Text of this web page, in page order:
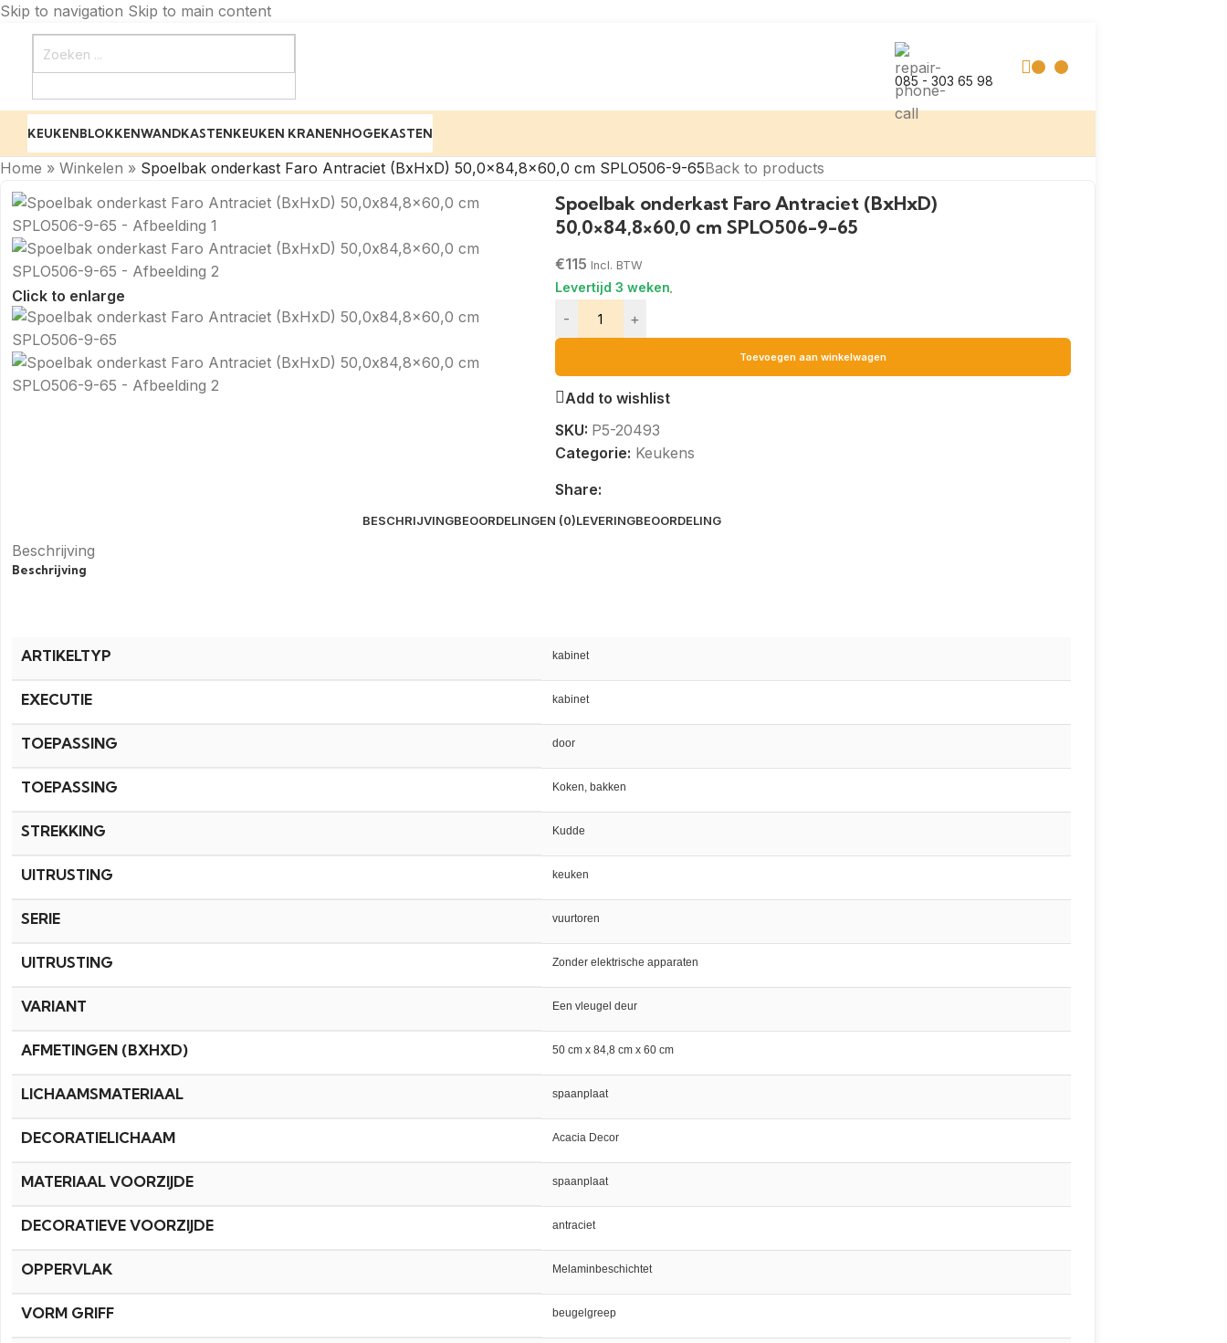
Skip to navigation Skip to main content
085 - 303 65 98
KEUKENBLOKKENWANDKASTENKEUKEN KRANENHOGEKASTEN
Home » Winkelen » Spoelbak onderkast Faro Antraciet (BxHxD) 50,0×84,8×60,0 cm SPLO506-9-65Back to products
Click to enlarge
Spoelbak onderkast Faro Antraciet (BxHxD)
50,0×84,8×60,0 cm SPLO506-9-65
€115 Incl. BTW
- +
Toevoegen aan winkelwagen
Add to wishlist
SKU: P5-20493
Categorie: Keukens
Share:
BESCHRIJVINGBEOORDELINGEN (0)LEVERINGBEOORDELING
Beschrijving
Beschrijving
ARTIKELTYP kabinet
EXECUTIE kabinet
TOEPASSING door
TOEPASSING Koken, bakken
STREKKING Kudde
UITRUSTING keuken
SERIE vuurtoren
UITRUSTING Zonder elektrische apparaten
VARIANT Een vleugel deur
AFMETINGEN (BXHXD) 50 cm x 84,8 cm x 60 cm
LICHAAMSMATERIAAL spaanplaat
DECORATIELICHAAM Acacia Decor
MATERIAAL VOORZIJDE spaanplaat
DECORATIEVE VOORZIJDE antraciet
OPPERVLAK Melaminbeschichtet
VORM GRIFF beugelgreep